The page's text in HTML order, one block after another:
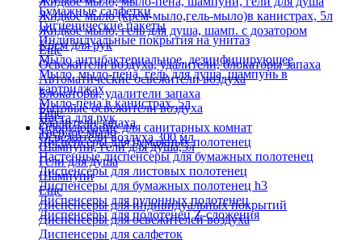
Бумажные салфетки
Гигиенические пакеты
Индивидуальные покрытия на унитаз
Жидкое мыло (крем-мыло,гель-мыло)в канистрах, 5л
Жидкое мыло, гель для душа, шамп. с дозатором
Крем для рук
Мыло антибактериальное, дезинфицирующее
Мыло, мыло-пена, гель для душа, шампунь в
картриджах
Мыло-пена в канистрах, 5л
Паста для рук
Твердое мыло
Шампуни, гели для душа,5л
Гели для душа
Шампуни
Еще
Освежители воздуха, удалители, блокаторы запаха
Автоматические освежители воздуха
Блокаторы, удалители запаха
Бытовые освежители воздуха
Удалители запаха
Освежители воздуха 300 мл
Еще
Оборудование для санитарных комнат
Диспенсеры для бумажных полотенец
Настенные диспенсеры для бумажных полотенец
Диспенсеры для листовых полотенец
Диспенсеры для бумажных полотенец h3
Диспенсеры для рулонных полотенец
Диспенсеры для полотенец Z-сложения
Еще
Диспенсеры для индивидуальных покрытий
Диспенсеры для освежителей воздуха
Диспенсеры для салфеток